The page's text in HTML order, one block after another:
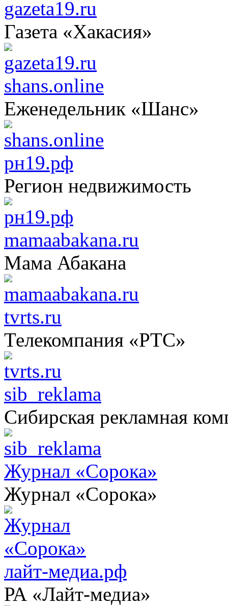
gazeta19.ru
Газета «Хакасия»
shans.online
Еженедельник «Шанс»
рн19.рф
Регион недвижимость
mamaabakana.ru
Мама Абакана
tvrts.ru
Телекомпания «РТС»
sib_reklama
Сибирская рекламная
Журнал «Сорока»
Журнал «Сорока»
лайт-медиа.рф
РА «Лайт-медиа»